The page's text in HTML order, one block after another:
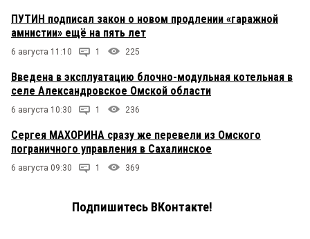
ПУТИН подписал закон о новом продлении «гаражной
амнистии» ещё на пять лет
6 августа 11:10 1 225
Введена в эксплуатацию блочно-модульная котельная в
селе Александровское Омской области
6 августа 10:30 1 236
Сергея МАХОРИНА сразу же перевели из Омского
пограничного управления в Сахалинское
6 августа 09:30 1 369
Подпишитесь ВКонтакте!